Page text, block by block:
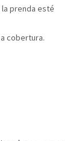
la prenda esté
cobertura.